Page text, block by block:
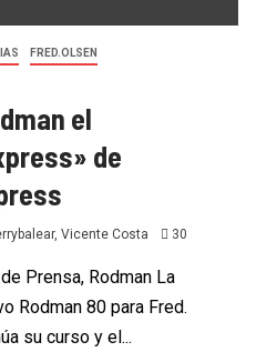
FRED.OLSEN
el
de
Vicente Costa 30
Prensa, Rodman La
Rodman 80 para Fred.
su curso y el...